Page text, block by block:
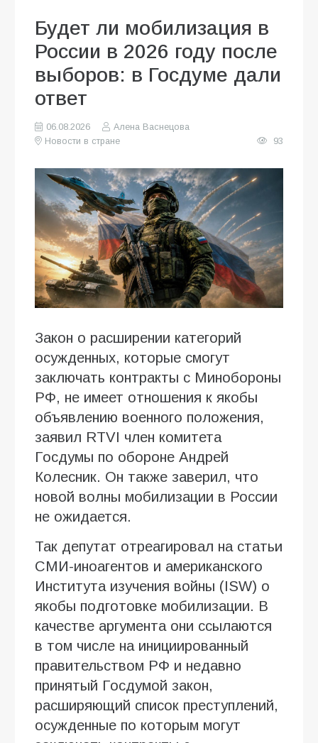
Будет ли мобилизация в
России в 2026 году после
выборов: в Госдуме дали
ответ
06.08.2026
Алена Васнецова
Новости в стране
93
Закон о расширении категорий
осужденных, которые смогут
заключать контракты с Минобороны
РФ, не имеет отношения к якобы
объявлению военного положения,
заявил RTVI член комитета
Госдумы по обороне Андрей
Колесник. Он также заверил, что
новой волны мобилизации в России
не ожидается.
Так депутат отреагировал на статьи
СМИ-иноагентов и американского
Института изучения войны (ISW) о
якобы подготовке мобилизации. В
качестве аргумента они ссылаются
в том числе на инициированный
правительством РФ и недавно
принятый Госдумой закон,
расширяющий список преступлений,
осужденные по которым могут